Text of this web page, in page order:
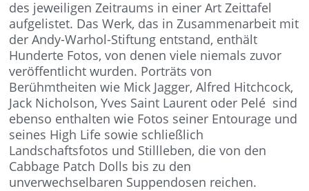
des jeweiligen Zeitraums in einer Art Zeittafel
aufgelistet. Das Werk, das in Zusammenarbeit mit
der Andy-Warhol-Stiftung entstand, enthält
Hunderte Fotos, von denen viele niemals zuvor
veröffentlicht wurden. Porträts von
Berühmtheiten wie Mick Jagger, Alfred Hitchcock,
Jack Nicholson, Yves Saint Laurent oder Pelé sind
ebenso enthalten wie Fotos seiner Entourage und
seines High Life sowie schließlich
Landschaftsfotos und Stillleben, die von den
Cabbage Patch Dolls bis zu den
unverwechselbaren Suppendosen reichen.